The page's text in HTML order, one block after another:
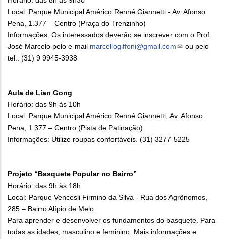
Local: Parque Municipal Américo Renné Giannetti - Av. Afonso
Pena, 1.377 – Centro (Praça do Trenzinho)
Informações: Os interessados deverão se inscrever com o Prof.
José Marcelo pelo e-mail marcellogiffoni@gmail.com
ou pelo
tel.: (31) 9 9945-3938
Aula de Lian Gong
Horário: das 9h às 10h
Local: Parque Municipal Américo Renné Giannetti, Av. Afonso
Pena, 1.377 – Centro (Pista de Patinação)
Informações: Utilize roupas confortáveis. (31) 3277-5225
Projeto “Basquete Popular no Bairro”
Horário: das 9h às 18h
Local: Parque Vencesli Firmino da Silva - Rua dos Agrônomos,
285 – Bairro Alípio de Melo
Para aprender e desenvolver os fundamentos do basquete. Para
todas as idades, masculino e feminino. Mais informações e